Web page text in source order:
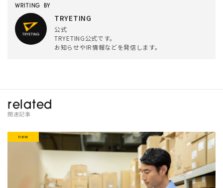
WRITING BY
TRYETING
公式
TRYETING公式です。
お知らせやIR情報などを発信します。
related
関連記事